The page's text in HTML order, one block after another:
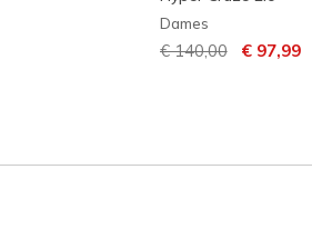
Dames
Prijs verlaagd van
€ 140,00naar
€ 97,99